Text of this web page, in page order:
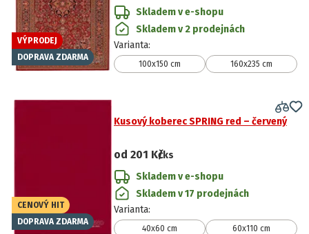
VÝPRODEJ
DOPRAVA ZDARMA
Skladem v e-shopu
Skladem v 2 prodejnách
Varianta:
100x150 cm 160x235 cm
CENOVÝ HIT
DOPRAVA ZDARMA
Kusový koberec SPRING red – červený
od 201 Kč/ks
Skladem v e-shopu
Skladem v 17 prodejnách
Varianta:
40x60 cm
60x110 cm